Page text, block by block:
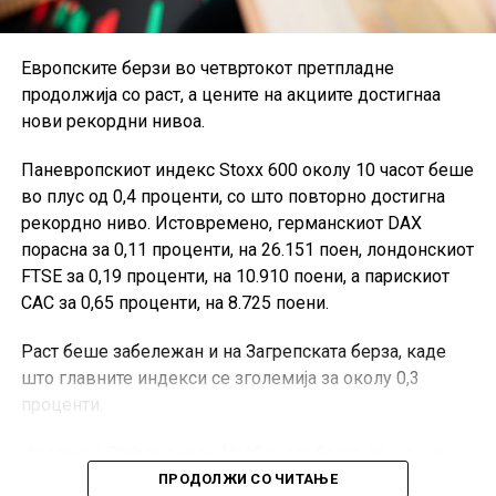
завршат неделата со добивки.
Европските берзи во четвртокот претпладне
продолжија со раст, а цените на акциите достигнаа
нови рекордни нивоа.
Паневропскиот индекс Stoxx 600 околу 10 часот беше
во плус од 0,4 проценти, со што повторно достигна
рекордно ниво. Истовремено, германскиот DAX
порасна за 0,11 проценти, на 26.151 поен, лондонскиот
FTSE за 0,19 проценти, на 10.910 поени, а парискиот
CAC за 0,65 проценти, на 8.725 поени.
Раст беше забележан и на Загрепската берза, каде
што главните индекси се зголемија за околу 0,3
проценти.
0,27 проценти, на 4.448 поени, додека Crobex10
ПРОДОЛЖИ СО ЧИТАЊЕ